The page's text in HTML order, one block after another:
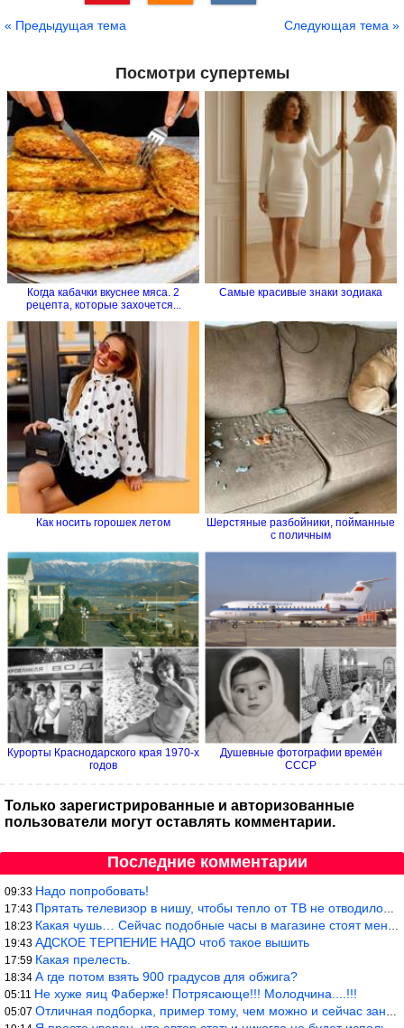
« Предыдущая тема Следующая тема »
Посмотри супертемы
Когда кабачки вкуснее мяса. 2
рецепта, которые захочется...
Самые красивые знаки зодиака
Как носить горошек летом
Шерстяные разбойники, пойманные
с поличным
Курорты Краснодарского края 1970-х
годов
Душевные фотографии времён
СССР
Только зарегистрированные и авторизованные
пользователи могут оставлять комментарии.
Последние комментарии
09:33 Надо попробовать!
17:43 Прятать телевизор в нишу, чтобы тепло от ТВ не отводилось и теле
18:23 Какая чушь… Сейчас подобные часы в магазине стоят меньше 10 долл
19:43 АДСКОЕ ТЕРПЕНИЕ НАДО чтоб такое вышить
17:59 Какая прелесть.
18:34 А где потом взять 900 градусов для обжига?
05:11 Не хуже яиц Фаберже! Потрясающе!!! Молодчина....!!!
05:07 Отличная подборка, пример тому, чем можно и сейчас заниматься…